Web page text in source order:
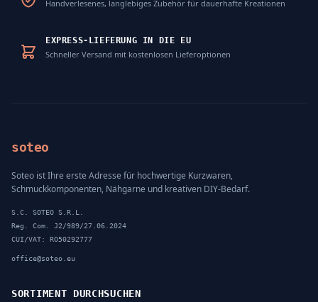
Handverlesenes, langlebiges Zubehör für dauerhafte Kreationen
EXPRESS-LIEFERUNG IN DIE EU
Schneller Versand mit kostenlosen Lieferoptionen
soteo
Soteo ist Ihre erste Adresse für hochwertige Kurzwaren,
Schmuckkomponenten, Nähgarne und kreativen DIY-Bedarf.
S.C. SOTEO S.R.L.
Reg. Com. J2/989/27.06.2024
CUI/VAT: RO50292777
office@soteo.eu
SORTIMENT DURCHSUCHEN